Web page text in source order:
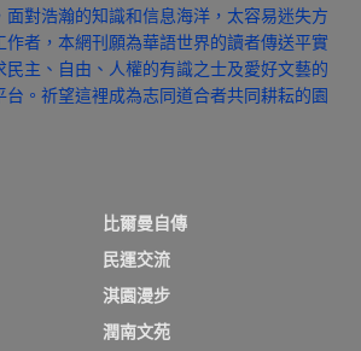
對浩瀚的知識和信息海洋，太容易迷失方
作者，本網刊願為華語世界的讀者傳送平實
主、自由、人權的有識之士及愛好文藝的
台。祈望這裡成為志同道合者共同耕耘的園
比爾曼自傳
民運交流
淇園漫步
潤南文苑